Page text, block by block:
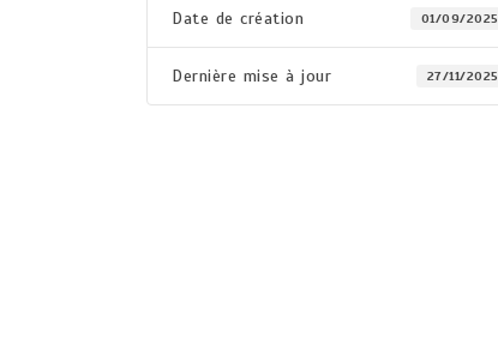
Date de création 01/09/2025
Dernière mise à jour 27/11/2025